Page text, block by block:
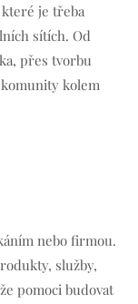
je třeba
sítích. Od
přes tvorbu
kolem
nebo firmou.
služby,
pomoci budovat